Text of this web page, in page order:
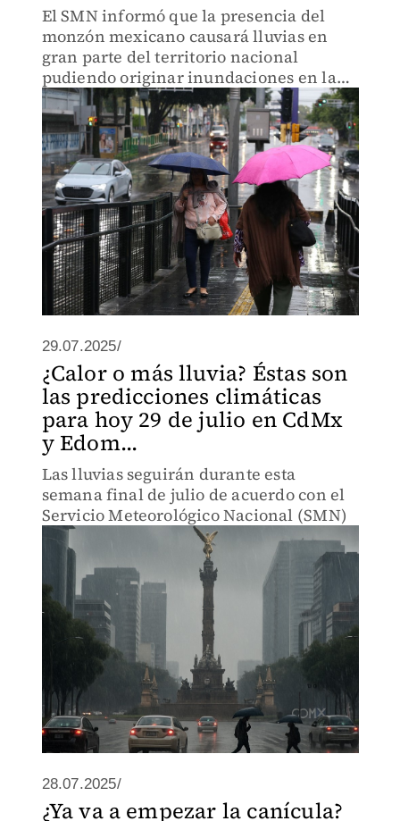
El SMN informó que la presencia del
monzón mexicano causará lluvias en
gran parte del territorio nacional
pudiendo originar inundaciones en la
capital del país.
29.07.2025/
¿Calor o más lluvia? Éstas son
las predicciones climáticas
para hoy 29 de julio en CdMx
y Edom...
Las lluvias seguirán durante esta
semana final de julio de acuerdo con el
Servicio Meteorológico Nacional (SMN)
28.07.2025/
¿Ya va a empezar la canícula?